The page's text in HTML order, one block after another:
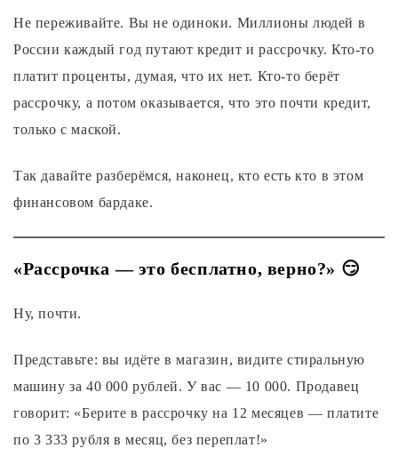
Не переживайте. Вы не одиноки. Миллионы людей в
России каждый год путают кредит и рассрочку. Кто-то
платит проценты, думая, что их нет. Кто-то берёт
рассрочку, а потом оказывается, что это почти кредит,
только с маской.
Так давайте разберёмся, наконец, кто есть кто в этом
финансовом бардаке.
«Рассрочка — это бесплатно, верно?» 😏
Ну, почти.
Представьте: вы идёте в магазин, видите стиральную
машину за 40 000 рублей. У вас — 10 000. Продавец
говорит: «Берите в рассрочку на 12 месяцев — платите
по 3 333 рубля в месяц, без переплат!»